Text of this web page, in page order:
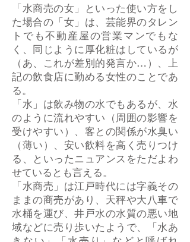
「水商売の女」といった使い方をし
た場合の「女」は、芸能界のタレン
トでも不動産屋の営業マンでもな
く、同じように厚化粧はしているが
（あ、これが差別的発言か…）、上
記の飲食店に勤める女性のことであ
る。
「水」は飲み物の水でもあるが、水
のように流れやすい（周囲の影響を
受けやすい）、客との関係が水臭い
（薄い）、安い飲料を高く売りつけ
る、といったニュアンスをただよわ
せているとも言える。
「水商売」は江戸時代には字義その
ままの商売があり、天秤や大八車で
水桶を運び、井戸水の水質の悪い地
域などに売り歩いたようで、「水あ